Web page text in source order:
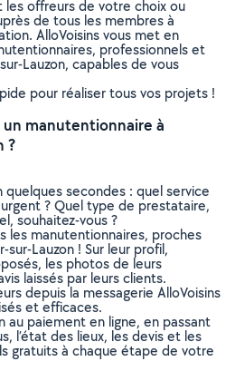
offreurs de votre choix ou
de tous les membres à
AlloVoisins vous met en
professionnels et
Lauzon, capables de vous
pour réaliser tous vos projets !
manutentionnaire à
?
secondes : quel service
? Quel type de prestataire,
souhaitez-vous ?
les manutentionnaires, proches
Lauzon ! Sur leur profil,
les photos de leurs
laissés par leurs clients.
depuis la messagerie AlloVoisins
et efficaces.
paiement en ligne, en passant
l’état des lieux, les devis et les
gratuits à chaque étape de votre